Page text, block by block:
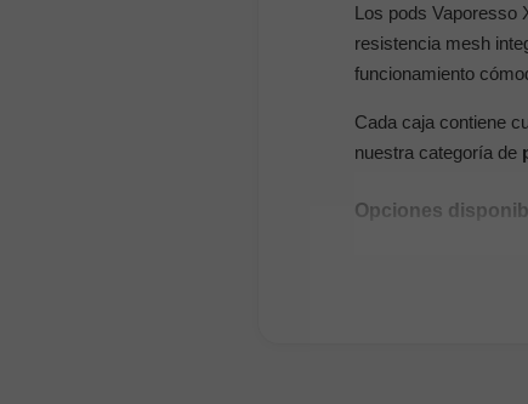
Los pods Vaporesso
resistencia mesh
funcionamiento
Cada caja contiene
nuestra categoría de
Opciones
calada
calada